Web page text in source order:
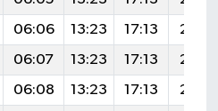
06:06 13:23 17:13
06:07 13:23 17:13
06:08 13:23 17:13